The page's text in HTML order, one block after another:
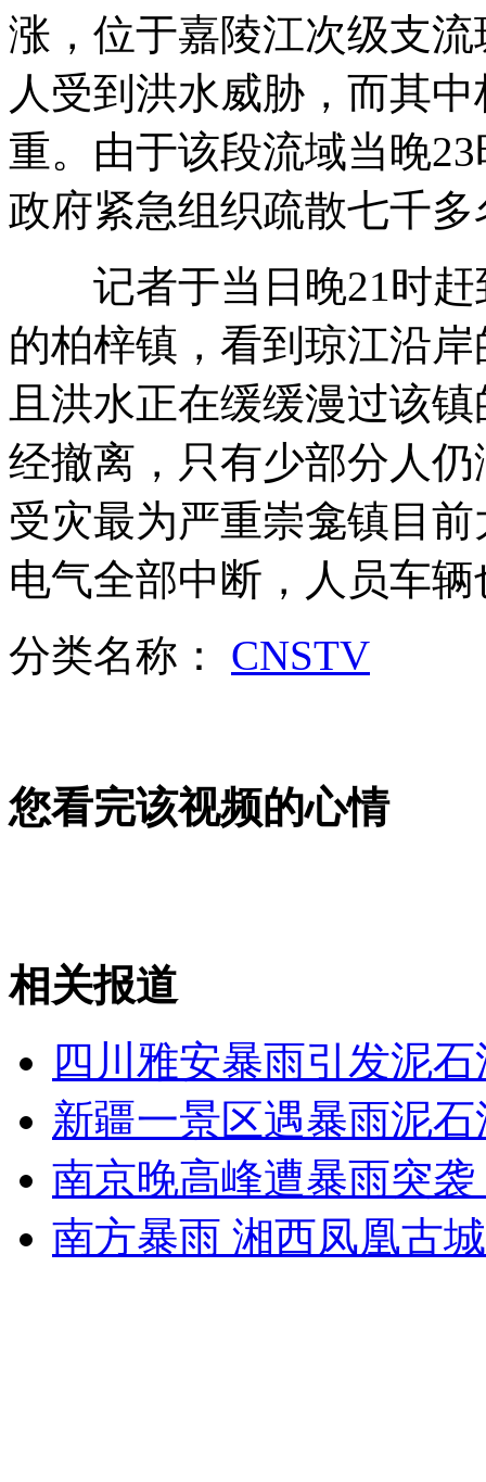
联合国为牛奶三聚氰胺含量设新标准
搞笑视频:可爱宝宝和抢哈巴狗食物
山西运城恶犬咬伤多人 警民合力深夜将其击毙
女孩北京地铁殴打老人 痛下狠手拳打脚踢
走！跟着总书记去植树
消防员救轻生者 花炮节热闹非凡 减压"枕头大战"
纽约上演“枕头大战”
涨，位于嘉陵江次级支
人受到洪水威胁，而其
重。由于该段流域当晚
政府紧急组织疏散七千
记者于当日晚21时赶
的柏梓镇，看到琼江沿
且洪水正在缓缓漫过该
经撤离，只有少部分人
受灾最为严重崇龛镇目
电气全部中断，人员车
分类名称： CNSTV
您看完该视频的心情
相关报道
四川雅安暴雨引发泥
新疆一景区遇暴雨泥
南京晚高峰遭暴雨突
南方暴雨 湘西凤凰古